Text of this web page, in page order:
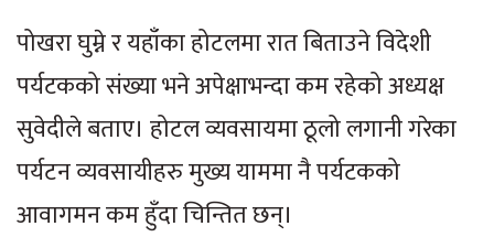
पोखरा घुम्ने र यहाँका होटलमा रात बिताउने विदेशी
पर्यटकको संख्या भने अपेक्षाभन्दा कम रहेको अध्यक्ष
सुवेदीले बताए। होटल व्यवसायमा ठूलो लगानी गरेका
पर्यटन व्यवसायीहरु मुख्य याममा नै पर्यटकको
आवागमन कम हुँदा चिन्तित छन्।